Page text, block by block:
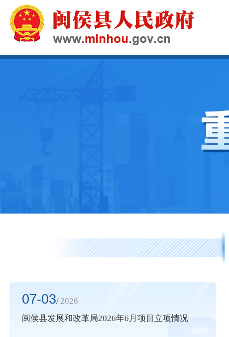
07-03/2026
闽侯县发展和改革局2026年6月项目立项情况